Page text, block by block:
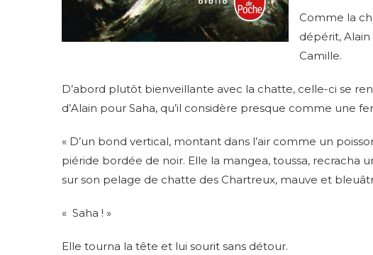
Comme la
dépérit,
Camille.
D’abord plutôt bienveillante avec la chatte, celle-ci se
d’Alain pour Saha, qu’il considère presque comme une
« D’un bond vertical, montant dans l’air comme un
piéride bordée de noir. Elle la mangea, toussa, recracha
sur son pelage de chatte des Chartreux, mauve et
« Saha ! »
Elle tourna la tête et lui sourit sans détour.